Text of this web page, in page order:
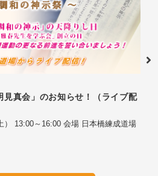
見真会」のお知らせ！（ライブ配
） 13:00～16:00 会場 日本橋練成道場